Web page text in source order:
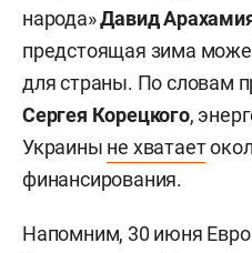
народа»Давид
предстоящая зима
для страны. По словам
Сергея Корецкого,
Украины не хватает
финансирования.
Напомним, 30 июня